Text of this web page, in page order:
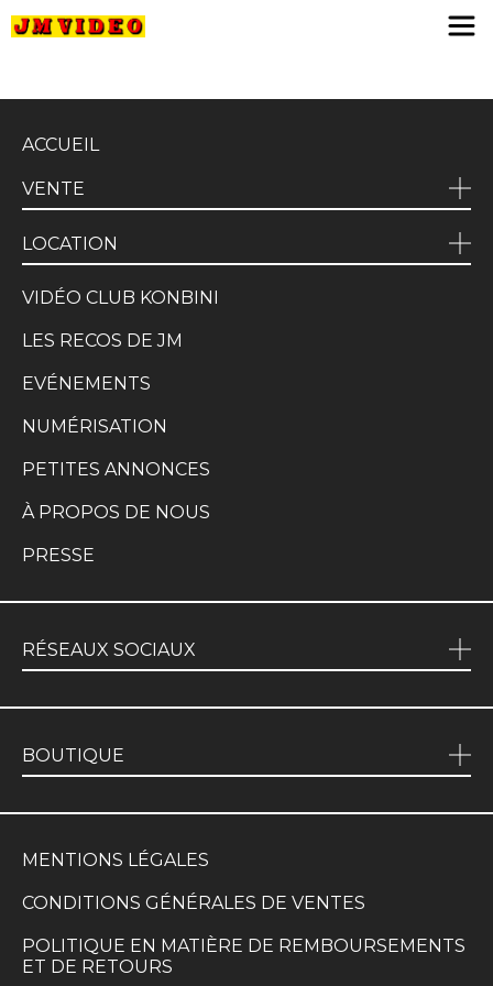
ACCUEIL
VENTE
LOCATION
VIDÉO CLUB KONBINI
LES RECOS DE JM
EVÉNEMENTS
NUMÉRISATION
PETITES ANNONCES
À PROPOS DE NOUS
PRESSE
RÉSEAUX SOCIAUX
BOUTIQUE
MENTIONS LÉGALES
CONDITIONS GÉNÉRALES DE VENTES
POLITIQUE EN MATIÈRE DE REMBOURSEMENTS
ET DE RETOURS